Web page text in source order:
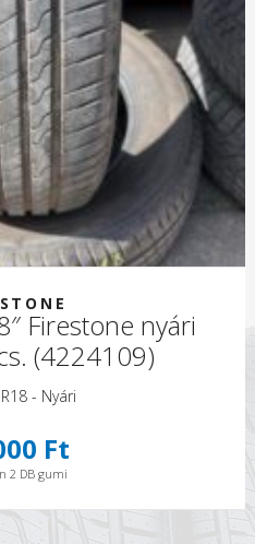
Firestone nyári
(4224109)
- Nyári
Ft
2 DB gumi